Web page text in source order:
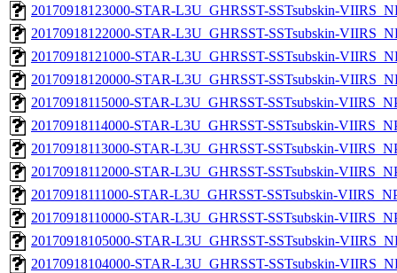
20170918123000-STAR-L3U_GHRSST-SSTsubskin-
20170918122000-STAR-L3U_GHRSST-SSTsubskin-
20170918121000-STAR-L3U_GHRSST-SSTsubskin-
20170918120000-STAR-L3U_GHRSST-SSTsubskin-
20170918115000-STAR-L3U_GHRSST-SSTsubskin-
20170918114000-STAR-L3U_GHRSST-SSTsubskin-
20170918113000-STAR-L3U_GHRSST-SSTsubskin-
20170918112000-STAR-L3U_GHRSST-SSTsubskin-
20170918111000-STAR-L3U_GHRSST-SSTsubskin-
20170918110000-STAR-L3U_GHRSST-SSTsubskin-
20170918105000-STAR-L3U_GHRSST-SSTsubskin-
20170918104000-STAR-L3U_GHRSST-SSTsubskin-